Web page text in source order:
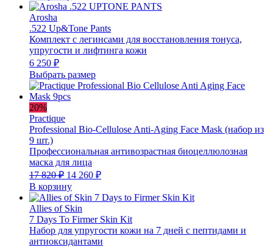
Arosha
.522 Up&Tone Pants
Комплект с легинсами для восстановления тонуса,
упругости и лифтинга кожи
6 250 ₽
Выбрать размер
20%
Practique
Professional Bio-Cellulose Anti-Aging Face Mask (набор из
9 шт.)
Профессиональная антивозрастная биоцеллюлозная
маска для лица
17 820₽ Первоначальная
цена
составляла
17
820 ₽.
14 260 ₽Текущая
14
В корзину
Allies of Skin
7 Days To Firmer Skin Kit
Набор для упругости кожи на 7 дней с пептидами и
антиоксидантами